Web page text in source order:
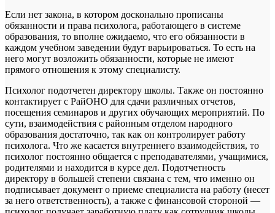
Если нет закона, в котором досконально прописаны
обязанности и права психолога, работающего в системе
образования, то вполне ожидаемо, что его обязанности в
каждом учебном заведении будут варьироваться. То есть на
него могут возложить обязанности, которые не имеют
прямого отношения к этому специалисту.
Психолог подотчетен директору школы. Также он постоянно
контактирует с РайОНО для сдачи различных отчетов,
посещения семинаров и других обучающих мероприятий. По
сути, взаимодействия с районным отделом народного
образования достаточно, так как он контролирует работу
психолога. Что же касается внутреннего взаимодействия, то
психолог постоянно общается с преподавателями, учащимися,
родителями и находится в курсе дел. Подотчетность
директору в большей степени связана с тем, что именно он
подписывает документ о приеме специалиста на работу (несет
за него ответственность), а также с финансовой стороной —